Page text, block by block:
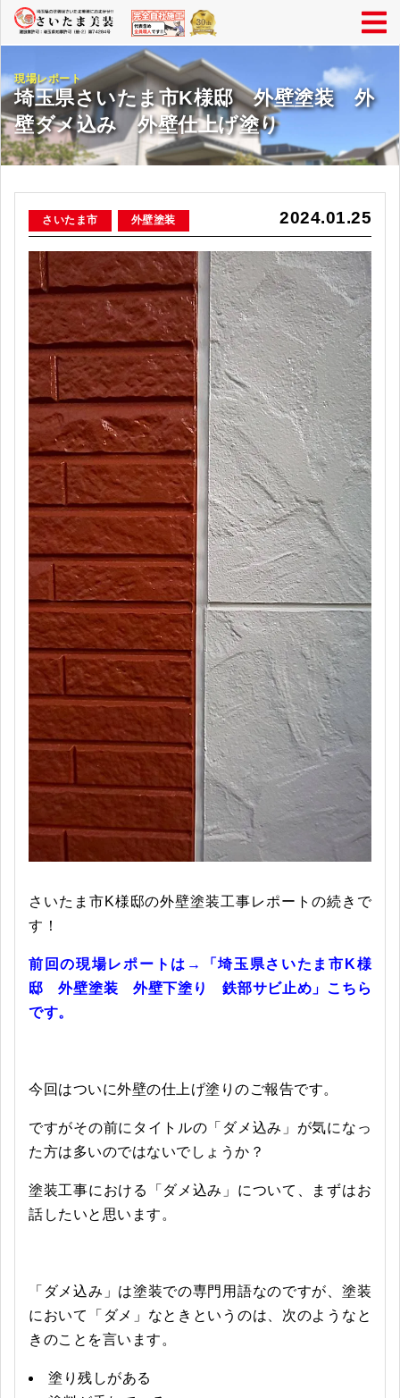
現場レポート
埼玉県さいたま市K様邸 外壁塗装 外
壁ダメ込み 外壁仕上げ塗り
2024.01.25
さいたま市 外壁塗装
さいたま市K様邸の外壁塗装工事レポートの続きで
す！
前回の現場レポートは→「埼玉県さいたま市K様
邸 外壁塗装 外壁下塗り 鉄部サビ止め」こちら
です。
今回はついに外壁の仕上げ塗りのご報告です。
ですがその前にタイトルの「ダメ込み」が気になっ
た方は多いのではないでしょうか？
塗装工事における「ダメ込み」について、まずはお
話したいと思います。
「ダメ込み」は塗装での専門用語なのですが、塗装
において「ダメ」なときというのは、次のようなと
きのことを言います。
塗り残しがある